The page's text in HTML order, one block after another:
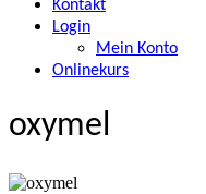
Kontakt
Login
Mein Konto
Onlinekurs
oxymel